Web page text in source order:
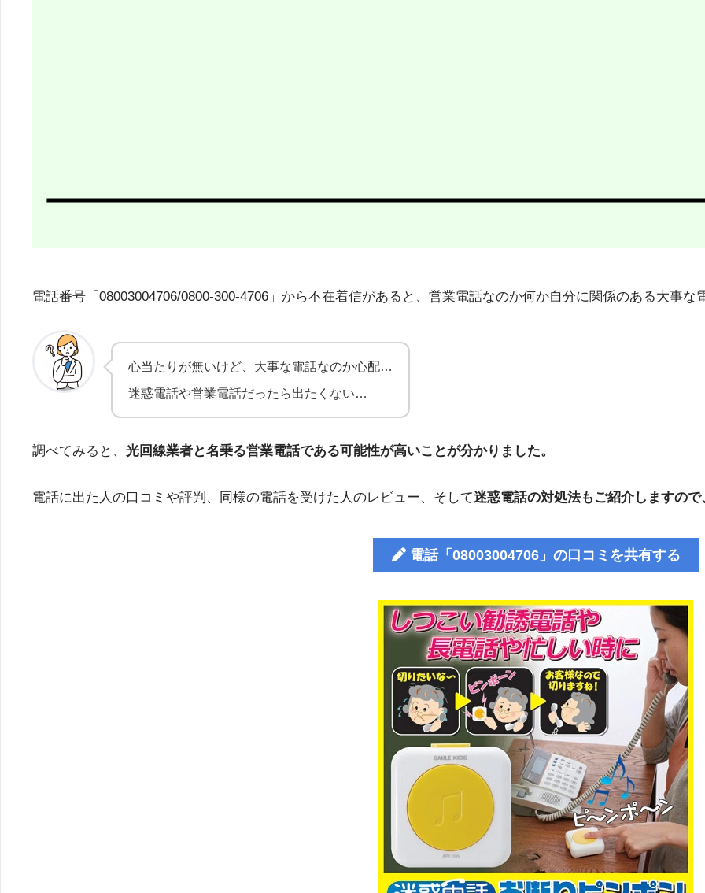
電話番号「08003004706/0800-300-4706」から不在着信があると、営業電話なのか何か自分に関係のある大事
心当たりが無いけど、大事な電話なのか心配…
迷惑電話や営業電話だったら出たくない…
調べてみると、 光回線業者と名乗る営業電話である可能性が高いことが分かりました。
電話に出た人の口コミや評判、同様の電話を受けた人のレビュー、そして迷惑電話の対処法もご紹介しますの
電話「08003004706」の口コミを共有する